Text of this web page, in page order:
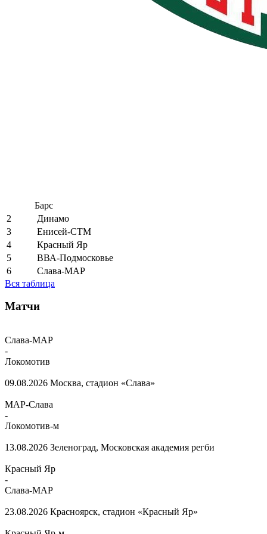
Барс
2
Динамо
3
Енисей-СТМ
4
Красный Яр
5
ВВА-Подмосковье
6
Слава-МАР
Вся таблица
Матчи
Слава-МАР
-
Локомотив
09.08.2026 Москва, стадион «Слава»
МАР-Слава
-
Локомотив-м
13.08.2026 Зеленоград, Московская академия регби
Красный Яр
-
Слава-МАР
23.08.2026 Красноярск, стадион «Красный Яр»